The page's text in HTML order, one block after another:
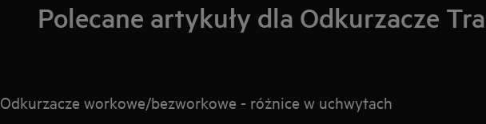
Polecane artykuły dla Odkurzacze
Odkurzacze workowe/bezworkowe - różnice w uchwytach